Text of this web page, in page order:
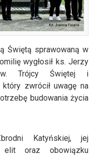
Świętą sprawowaną w
wygłosił ks. Jerzy
Trójcy Świętej i
zwrócił uwagę na
budowania życia
Katyńskiej, jej
elit oraz obowiązku